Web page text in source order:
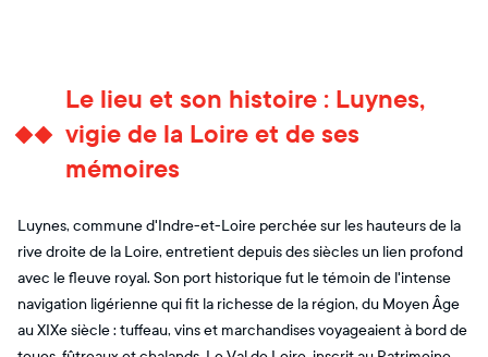
Le lieu et son histoire : Luynes,
vigie de la Loire et de ses
mémoires
Luynes, commune d'Indre-et-Loire perchée sur les hauteurs de la
rive droite de la Loire, entretient depuis des siècles un lien profond
avec le fleuve royal. Son port historique fut le témoin de l'intense
navigation ligérienne qui fit la richesse de la région, du Moyen Âge
au XIXe siècle : tuffeau, vins et marchandises voyageaient à bord de